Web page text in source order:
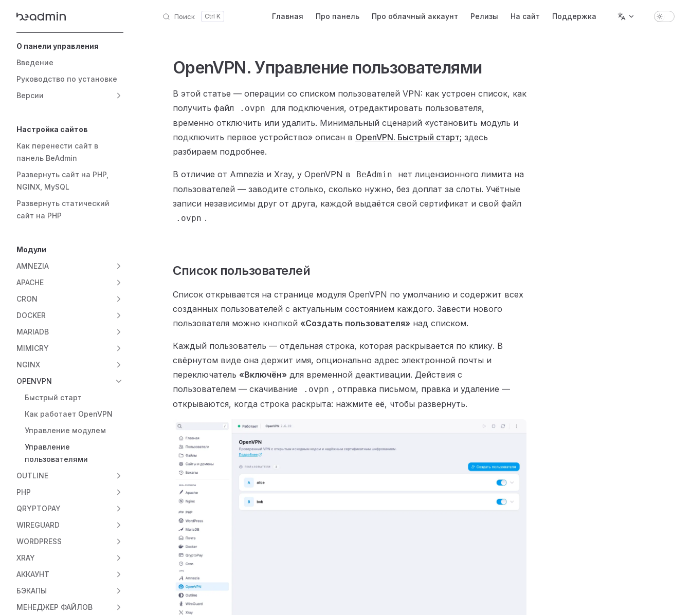
Skip to content Поиск Главная Про панель Про облачный аккаунт Релизы На сайт Поддержка
О панели управления
Введение
Руководство по установке
Версии
Настройка сайтов
Как перенести сайт в
панель BeAdmin
Развернуть сайт на PHP,
NGINX, MySQL
Развернуть статический
сайт на PHP
Модули
AMNEZIA
APACHE
CRON
DOCKER
MARIADB
MIMICRY
NGINX
OPENVPN
Быстрый старт
Как работает OpenVPN
Управление модулем
Управление
пользователями
OUTLINE
PHP
QRYPTOPAY
WIREGUARD
WORDPRESS
XRAY
АККАУНТ
БЭКАПЫ
МЕНЕДЖЕР ФАЙЛОВ
OpenVPN. Управление пользователями
В этой статье — операции со списком пользователей VPN: как устроен список, как
получить файл
.ovpn
для подключения, отредактировать пользователя,
временно отключить или удалить. Минимальный сценарий «установить модуль и
подключить первое устройство» описан в OpenVPN. Быстрый старт; здесь
разбираем подробнее.
В отличие от Amnezia и Xray, у OpenVPN в BeAdmin
нет лицензионного лимита на
пользователей — заводите столько, сколько нужно, без доплат за слоты. Учётные
записи независимы друг от друга, каждой выдаётся свой сертификат и свой файл
.ovpn .
Список пользователей
Список открывается на странице модуля OpenVPN по умолчанию и содержит всех
созданных пользователей с актуальным состоянием каждого. Завести нового
пользователя можно кнопкой «Создать пользователя» над списком.
Каждый пользователь — отдельная строка, которая раскрывается по клику. В
свёрнутом виде она держит имя, опционально адрес электронной почты и
переключатель «Включён» для временной деактивации. Действия с
пользователем — скачивание
.ovpn , отправка письмом, правка и удаление —
открываются, когда строка раскрыта: нажмите её, чтобы развернуть.